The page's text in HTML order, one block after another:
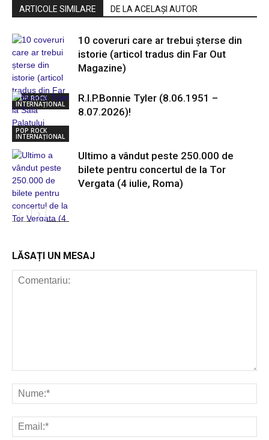
ARTICOLE SIMILARE DE LA ACELAȘI AUTOR
POP ROCK
INTERNAȚIONAL
10 coveruri care ar trebui șterse din
istorie (articol tradus din Far Out
Magazine)
POP ROCK
INTERNAȚIONAL
R.I.P.Bonnie Tyler (8.06.1951 –
8.07.2026)!
Ultimo a vândut peste 250.000 de
bilete pentru concertul de la Tor
Vergata (4 iulie, Roma)
LĂSAȚI UN MESAJ